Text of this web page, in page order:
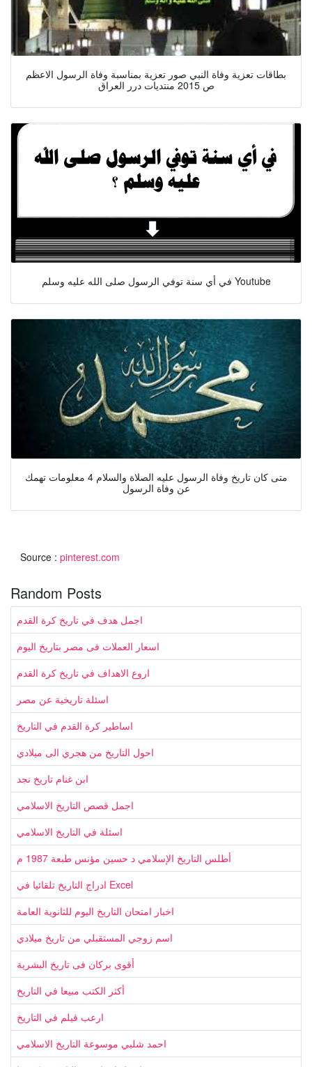
بطاقات تعزية وفاة النبي صور تعزية بمناسبة وفاة الرسول الاعظم
ص 2015 منتديات درر العراق
في أي سنة توفي الرسول صلى الله عليه وسلم Youtube
متى كان تاريخ وفاة الرسول عليه الصلاة والسلام 4 معلومات تهمك
عن وفاة الرسول
Source : pinterest.com
Random Posts
اجمل هدف في تاريخ كرة القدم
اسعار العملات فى مصر بتاريخ اليوم
اروع الاهداف في تاريخ كرة القدم
اسئلة تاريخية عن مصر
اساطير كرة القدم في التاريخ
احول التاريخ من هجري الى ميلادي
ابن غنام تاريخ نجد
اجمل قصص التاريخ الاسلامي
اسئلة في التاريخ الاسلامي
أطلس التاريخ الإسلامي د حسين مؤنس طبعة 1987 م
ادراج التاريخ تلقائيا في Excel
اخبار امتحان التاريخ اليوم للثانوية العامة
اسم زوجي المستقبلي من تاريخ ميلادي
أقوى بركان فى تاريخ البشرية
أكثر الكتب مبيعا في التاريخ
ارعب فيلم في التاريخ
احمد شلبي موسوعة التاريخ الاسلامي